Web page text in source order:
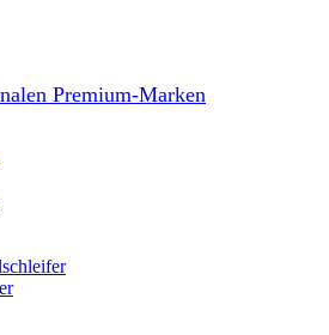
Premium-Marken